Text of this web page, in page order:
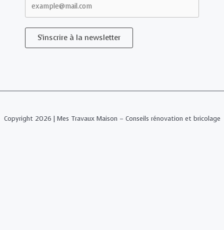
S'inscrire à la newsletter
Copyright 2026 | Mes Travaux Maison – Conseils rénovation et bricolage